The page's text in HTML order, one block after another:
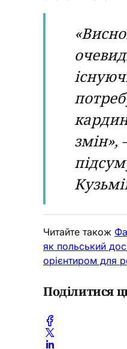
змін»,
Читайте також
як польський
орієнтиром для
Поділитися